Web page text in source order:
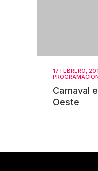
17 FEBRERO,
Carnaval
Oeste